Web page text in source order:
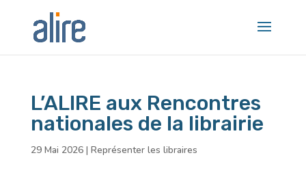
L’ALIRE aux Rencontres
nationales de la librairie
29 Mai 2026 | Représenter les libraires